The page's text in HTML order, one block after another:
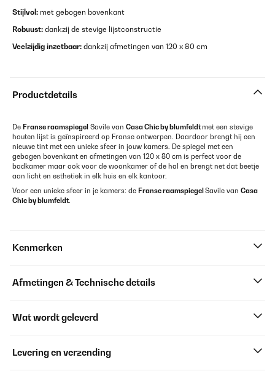
Stijlvol: met gebogen bovenkant
Robuust: dankzij de stevige lijstconstructie
Veelzijdig inzetbaar: dankzij afmetingen van 120 x 80 cm
Productdetails
De Franse raamspiegel Savile van Casa Chic by blumfeldtmet een stevige
houten lijst is geïnspireerd op Franse ontwerpen. Daardoor brengt hij een
nieuwe tint met een unieke sfeer in jouw kamers. De spiegel met een
gebogen bovenkant en afmetingen van 120 x 80 cm is perfect voor de
badkamer maar ook voor de woonkamer of de hal en brengt net dat beetje
aan licht en esthetiek in elk huis en elk kantoor.
Voor een unieke sfeer in je kamers: de Franse raamspiegel Savile van Casa
Chic by blumfeldt.
Kenmerken
Afmetingen & Technische details
Wat wordt geleverd
Levering en verzending